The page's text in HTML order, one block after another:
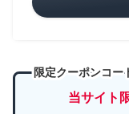
限定クーポンコー
当サイト